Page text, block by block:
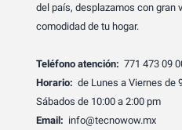
del país, desplazamos con gran
comodidad de tu hogar.
Teléfono atención: 771 473 09
Horario: de Lunes a Viernes de
Sábados de 10:00 a 2:00 pm
Email: info@tecnowow.mx